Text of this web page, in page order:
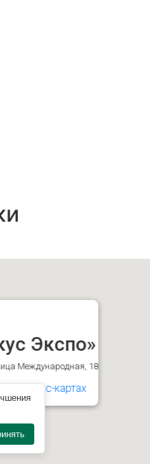
Экспо»
Международная, 18
в Яндекс-картах